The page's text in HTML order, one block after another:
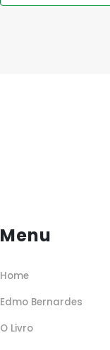
Menu
Home
Edmo Bernardes
O Livro